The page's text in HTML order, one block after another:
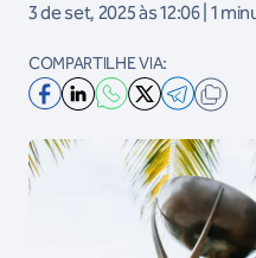
3 de set, 2025 às 12:06 | 1
COMPARTILHE VIA: